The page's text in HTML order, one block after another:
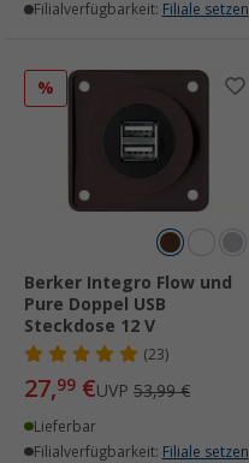
Filialverfügbarkeit: Filiale setzen
%
Berker Integro Flow und
Pure Doppel USB
Steckdose 12 V
(23)
27,99 €UVP 53,99 €
Lieferbar
Filialverfügbarkeit: Filiale setzen